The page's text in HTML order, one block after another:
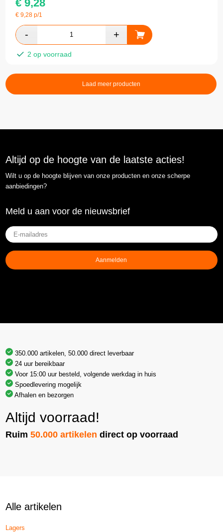
€ 9,28
€9,28 p/1
2 op voorraad
Laad meer producten
Altijd op de hoogte van de laatste acties!
Wilt u op de hoogte blijven van onze producten en onze scherpe
aanbiedingen?
Meld u aan voor de nieuwsbrief
E-
mailadres(Vereist)
Aanmelden
350.000 artikelen, 50.000 direct leverbaar
24 uur bereikbaar
Voor 15:00 uur besteld, volgende werkdag in huis
Spoedlevering mogelijk
Afhalen en bezorgen
Altijd voorraad!
Ruim50.000 artikelen direct op voorraad
Alle artikelen
Lagers